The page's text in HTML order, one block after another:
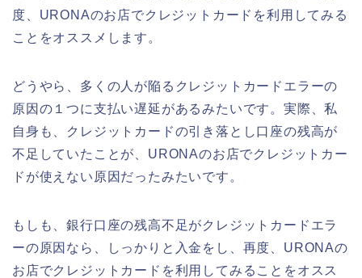
度、URONAのお店でクレジットカードを利用してみる
ことをオススメします。
どうやら、多くの人が陥るクレジットカードエラーの
原因の１つに支払い遅延があるみたいです。実際、私
自身も、クレジットカードの引き落とし口座の残高が
不足していたことが、URONAのお店でクレジットカー
ドが使えない原因だったみたいです。
もしも、銀行口座の残高不足がクレジットカードエラ
ーの原因なら、しっかりと入金をし、再度、URONAの
お店でクレジットカードを利用してみることをオスス